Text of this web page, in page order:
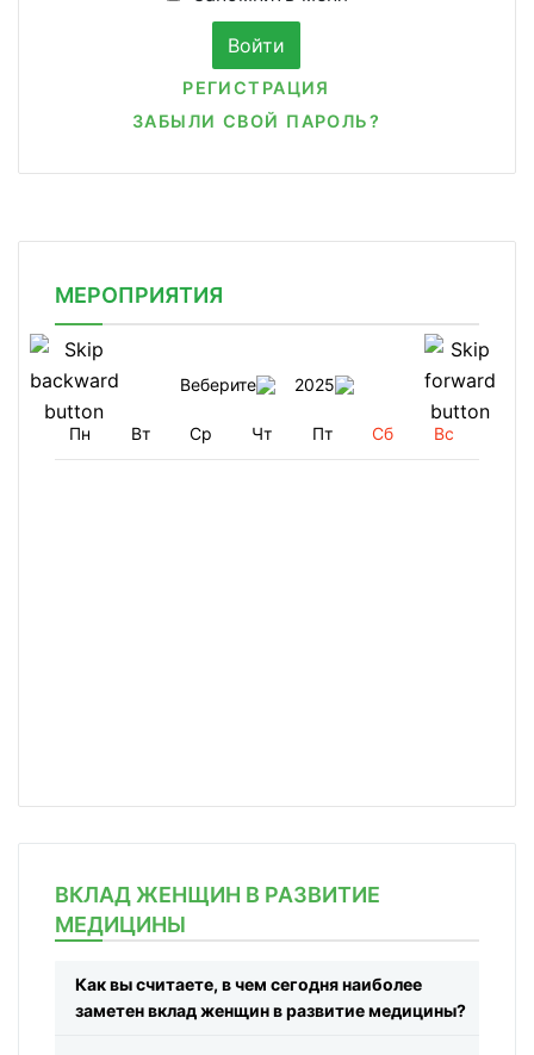
РЕГИСТРАЦИЯ
ЗАБЫЛИ СВОЙ ПАРОЛЬ?
МЕРОПРИЯТИЯ
Веберите 2025
Пн Вт Ср Чт Пт Сб Вс
ВКЛАД ЖЕНЩИН В РАЗВИТИЕ
МЕДИЦИНЫ
Как вы считаете, в чем сегодня наиболее
заметен вклад женщин в развитие медицины?